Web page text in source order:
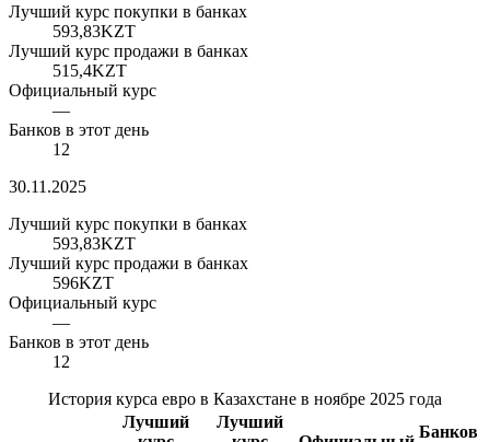
Лучший курс покупки в банках
593,83KZT
Лучший курс продажи в банках
515,4KZT
Официальный курс
—
Банков в этот день
12
30.11.2025
Лучший курс покупки в банках
593,83KZT
Лучший курс продажи в банках
596KZT
Официальный курс
—
Банков в этот день
12
История курса евро в Казахстане в ноябре 2025 года
Лучший
Лучший
Банков